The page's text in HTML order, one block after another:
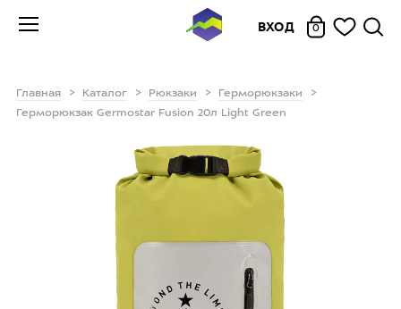
ВХОД 0
Главная Каталог Рюкзаки
Герморюкзаки
Герморюкзак Germostar Fusion 20л Light Green